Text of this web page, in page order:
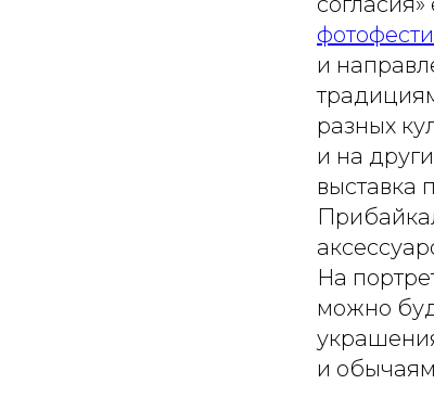
и
разных
и на
выставка
На
можно
и